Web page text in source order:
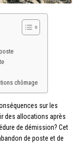
chômage
sur les
des allocations après
de démission? Cet
de poste et de